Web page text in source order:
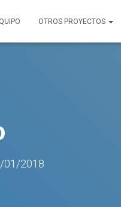
OTROS PROYECTOS
01/2018